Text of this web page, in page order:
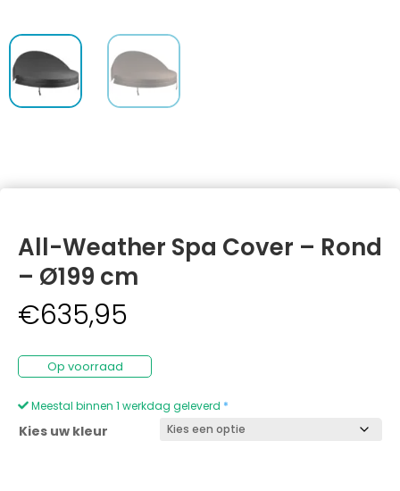
All-Weather Spa Cover – Rond
– Ø199 cm
€635,95
Op voorraad
Meestal binnen 1 werkdag geleverd *
Kies uw kleur